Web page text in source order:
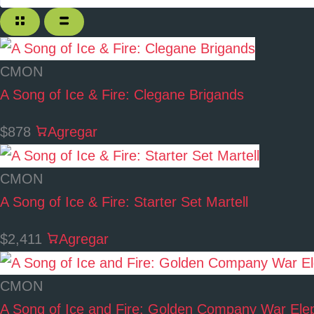
CMON
A Song of Ice & Fire: Clegane Brigands
$878 Agregar
CMON
A Song of Ice & Fire: Starter Set Martell
$2,411 Agregar
CMON
A Song of Ice and Fire: Golden Company War